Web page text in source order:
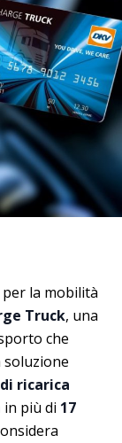
la mobilità
Truck, una
che
soluzione
ricarica
in più di 17